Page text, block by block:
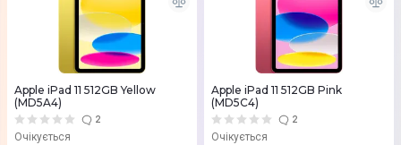
Apple iPad 11 512GB Yellow
(MD5A4)
2
Очікується
Apple iPad 11 512GB Pink
(MD5C4)
2
Очікується